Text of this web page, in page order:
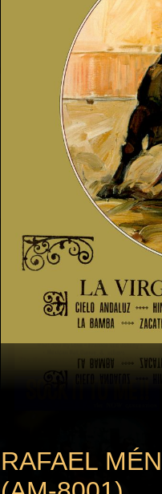
RAFAEL